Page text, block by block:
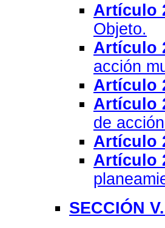
Artículo
Objeto.
Artículo
acción
Artículo
Artículo
de
Artículo
Artículo
SECCIÓN